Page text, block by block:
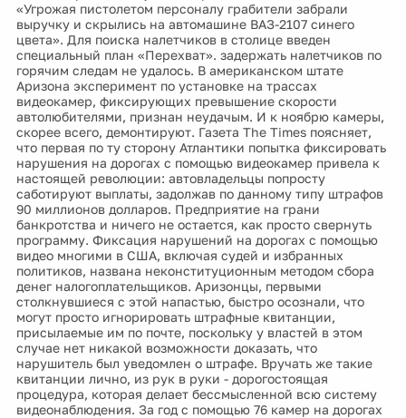
«Угрожая пистолетом персоналу грабители забрали
выручку и скрылись на автомашине ВАЗ-2107 синего
цвета». Для поиска налетчиков в столице введен
специальный план «Перехват». задержать налетчиков по
горячим следам не удалось. В американском штате
Аризона эксперимент по установке на трассах
видеокамер, фиксирующих превышение скорости
автолюбителями, признан неудачым. И к ноябрю камеры,
скорее всего, демонтируют. Газета The Times поясняет,
что первая по ту сторону Атлантики попытка фиксировать
нарушения на дорогах с помощью видеокамер привела к
настоящей революции: автовладельцы попросту
саботируют выплаты, задолжав по данному типу штрафов
90 миллионов долларов. Предприятие на грани
банкротства и ничего не остается, как просто свернуть
программу. Фиксация нарушений на дорогах с помощью
видео многими в США, включая судей и избранных
политиков, названа неконституционным методом сбора
денег налогоплательщиков. Аризонцы, первыми
столкнувшиеся с этой напастью, быстро осознали, что
могут просто игнорировать штрафные квитанции,
присылаемые им по почте, поскольку у властей в этом
случае нет никакой возможности доказать, что
нарушитель был уведомлен о штрафе. Вручать же такие
квитанции лично, из рук в руки - дорогостоящая
процедура, которая делает бессмысленной всю систему
видеонаблюдения. За год с помощью 76 камер на дорогах